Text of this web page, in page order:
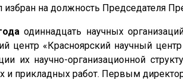
на должность Председателя
одиннадцать научных
центр «Красноярский научный
их научно-организационной
и прикладных работ. Первым